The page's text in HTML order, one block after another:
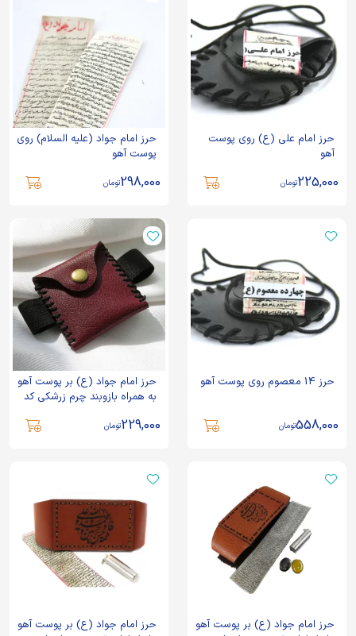
حرز امام علی (ع) روی پوست
آهو
225,000تومان
حرز امام جواد (علیه السلام) روی
پوست آهو
298,000تومان
حرز 14 معصوم روی پوست آهو
558,000تومان
حرز امام جواد (ع) بر پوست آهو
به همراه بازوبند چرم زرشکی کد
229,000تومان
حرز امام جواد (ع) بر پوست آهو
حرز امام جواد (ع) بر پوست آهو